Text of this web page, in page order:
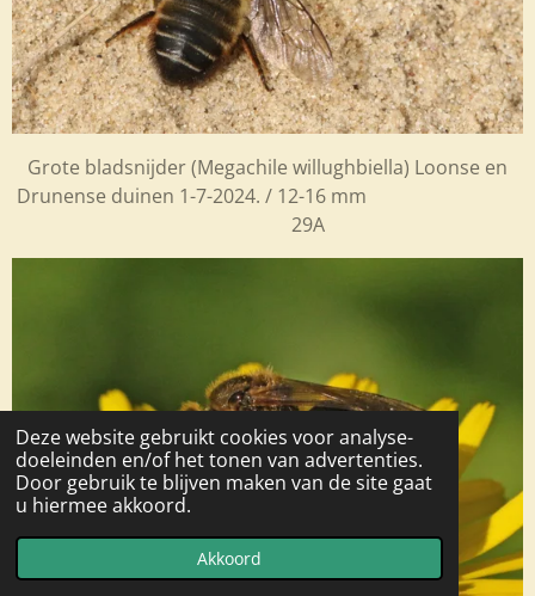
Deze website gebruikt cookies voor analyse-
doeleinden en/of het tonen van advertenties.
Door gebruik te blijven maken van de site gaat
u hiermee akkoord.
Akkoord
Grote bladsnijder (Megachile willughbiella) Loonse en
Drunense duinen 1-7-2024. / 12-16 mm
29A